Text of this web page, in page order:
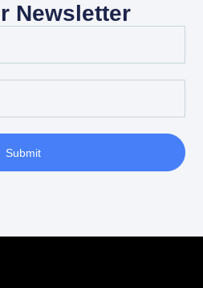
Newsletter
Submit